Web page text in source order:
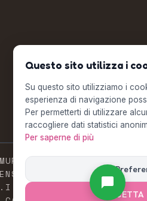
- MILLSTORE SRL
20 - 61033
E C.F. 02603420411
Questo sito utilizza i
Su questo sito utilizziamo i
esperienza di navigazione
Per permetterti di utilizzare
raccogliere dati statistici
Per saperne di più